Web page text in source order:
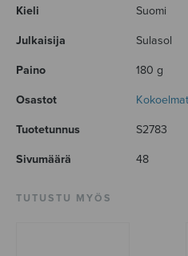
Kieli Suomi
Julkaisija Sulasol
Paino 180 g
Osastot Kokoelmat
Tuotetunnus S2783
Sivumäärä 48
TUTUSTU MYÖS